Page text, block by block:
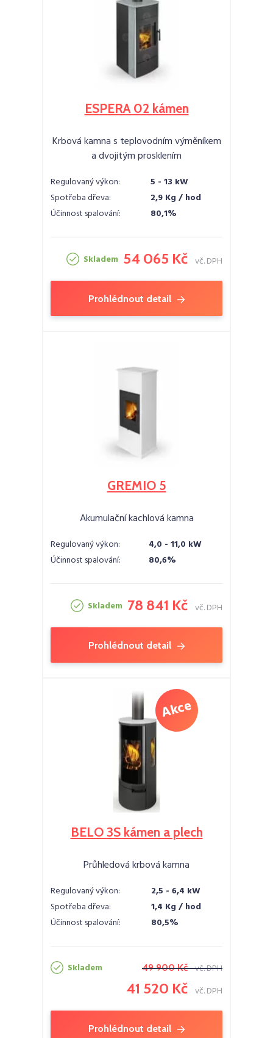
ESPERA 02 kámen
Krbová kamna s teplovodním výměníkem
a dvojitým prosklením
Regulovaný výkon:
5 - 13 kW
Spotřeba dřeva:
2,9 Kg / hod
Účinnost spalování:
80,1%
Skladem 54 065 Kč vč. DPH
Prohlédnout detail
GREMIO 5
Akumulační kachlová kamna
Regulovaný výkon:
4,0 - 11,0 kW
Účinnost spalování:
80,6%
Skladem 78 841 Kč vč. DPH
Prohlédnout detail
BELO 3S kámen a plech
Průhledová krbová kamna
Regulovaný výkon:
2,5 - 6,4 kW
Spotřeba dřeva:
1,4 Kg / hod
Účinnost spalování:
80,5%
Skladem 49 900 Kč vč. DPH
41 520 Kč vč. DPH
Prohlédnout detail